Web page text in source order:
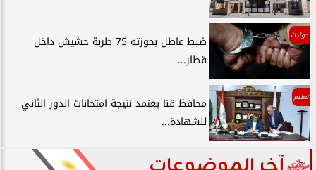
حوادث
ضبط عاطل بحوزته 75 طربة حشيش داخل
قطار...
تعليم
محافظ قنا يعتمد نتيجة امتحانات الدور الثاني
للشهادة...